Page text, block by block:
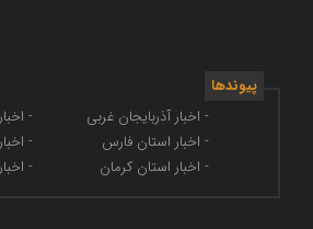
پیوندها
- اخبار آذربایجان غربی
- اخبار استان فارس
- اخبار استان کرمان
-
-
-